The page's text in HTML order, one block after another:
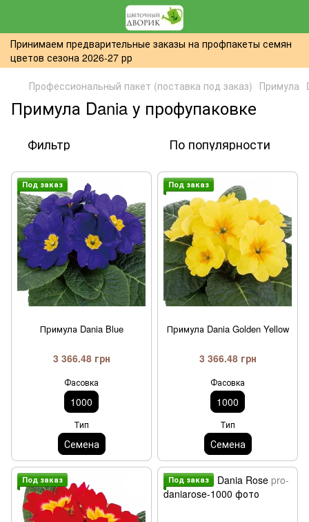
Принимаем предварительные заказы на профпакеты семян
цветов сезона 2026-27 рр
Профессиональный пакет (поставка под заказ) Примула
Примула Dania у профупаковке
Фильтр По популярности
Под заказ
Примула Dania Blue
3 366.48 грн
Фасовка
1000
Тип
Семена
Под заказ
Примула Dania Golden Yellow
3 366.48 грн
Фасовка
1000
Тип
Семена
Под заказ Под заказ